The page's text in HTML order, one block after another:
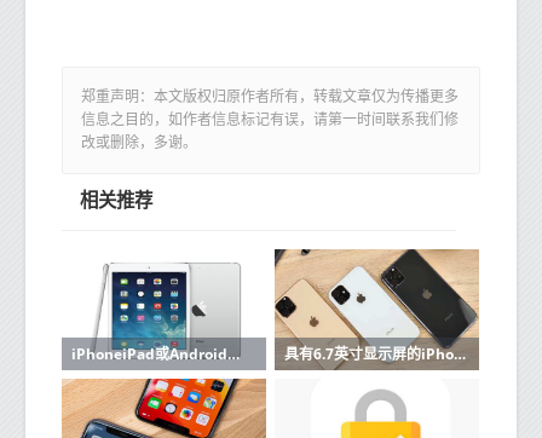
郑重声明：本文版权归原作者所有，转载文章仅为传播更多
信息之目的，如作者信息标记有误，请第一时间联系我们修
改或删除，多谢。
相关推荐
iPhoneiPad或Android之类的所有最新旗舰设备现在都没有外部存储器扩展插槽 具有6.7英寸显示屏的iPhone 12可以搭载更大的后置摄像头